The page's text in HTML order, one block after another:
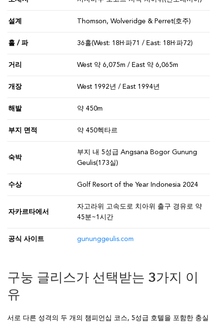
설계 Thomson, Wolveridge & Perret(호주)
홀 / 파 36홀(West: 18H·파71 / East: 18H·파72)
거리 West 약 6,075m / East 약 6,065m
개장 West 1992년 / East 1994년
해발 약 450m
부지 면적 약 450헥타르
숙박
부지 내 5성급 Angsana Bogor Gunung
Geulis(173실)
수상 Golf Resort of the Year Indonesia 2024
자카르타에서
자고라위 고속도로 치아위 출구 경유로 약
45분~1시간
공식 사이트 gununggeulis.com
구눙 글리스가 선택받는 3가지 이
유
서로 다른 성격의 두 개의 챔피언십 코스, 5성급 호텔을 포함한 충실